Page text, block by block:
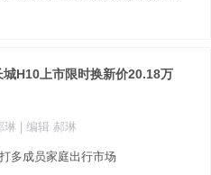
H10上市限时换新价20.18万
琳 | 编辑 郝琳
多成员家庭出行市场